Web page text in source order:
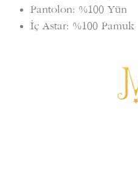
Pantolon: %100 Yün
İç Astar: %100 Pamuk